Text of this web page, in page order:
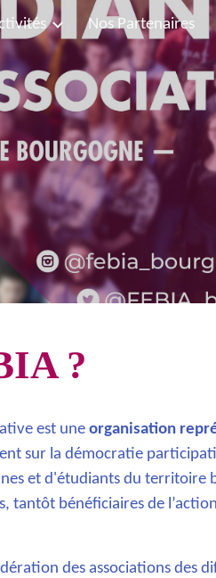
Nos Partenaires
?
est uneorganisation
sur la démocratie
et d'étudiants du territoire
s, tantôt bénéficiaires de
des associations des